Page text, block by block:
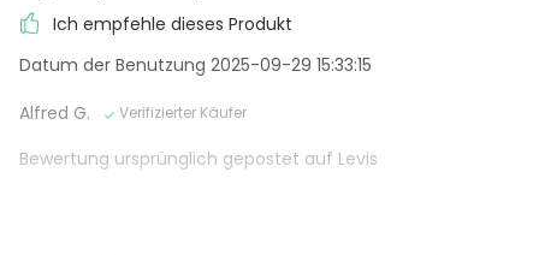
Ich empfehle dieses Produkt
Datum der Benutzung 2025-09-29 15:33:15
Alfred G.
Verifizierter Käufer
Bewertung ursprünglich gepostet auf Levis